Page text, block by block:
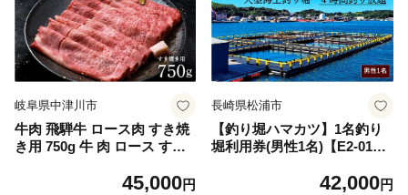
岐阜県中津川市
牛肉 飛騨牛 ロース肉 すき焼
き用 750g 牛 肉 ロース すき
45,000円
長崎県松浦市
【釣り堀ハマカツ】1名釣り
堀利用券(男性1名)【E2-01
42,000円